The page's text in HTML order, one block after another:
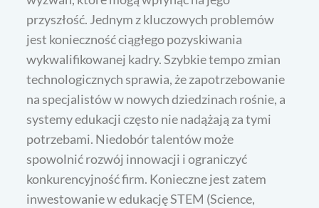
przyszłość. Jednym z kluczowych problemów
jest konieczność ciągłego pozyskiwania
wykwalifikowanej kadry. Szybkie tempo zmian
technologicznych sprawia, że zapotrzebowanie
na specjalistów w nowych dziedzinach rośnie, a
systemy edukacji często nie nadążają za tymi
potrzebami. Niedobór talentów może
spowolnić rozwój innowacji i ograniczyć
konkurencyjność firm. Konieczne jest zatem
inwestowanie w edukację STEM (Science,